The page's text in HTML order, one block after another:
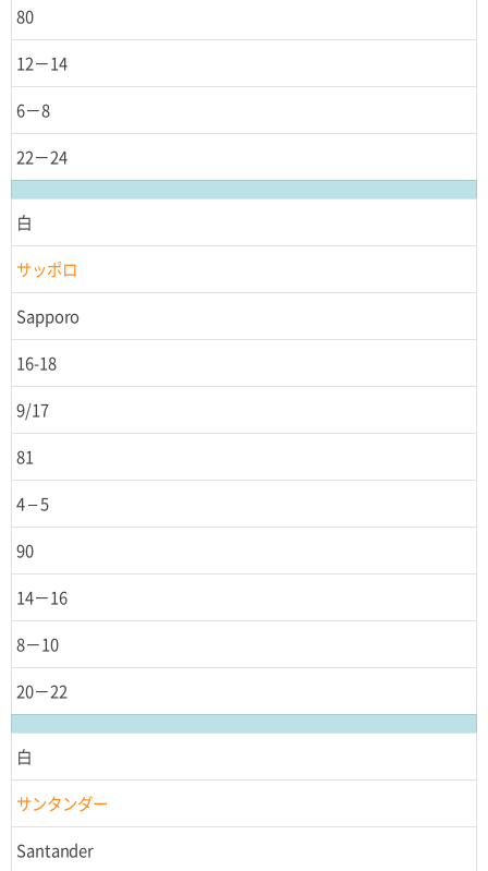
80
12－14
6－8
22－24
白
サッポロ
Sapporo
16-18
9/17
81
4 – 5
90
14－16
8－10
20－22
白
サンタンダー
Santander